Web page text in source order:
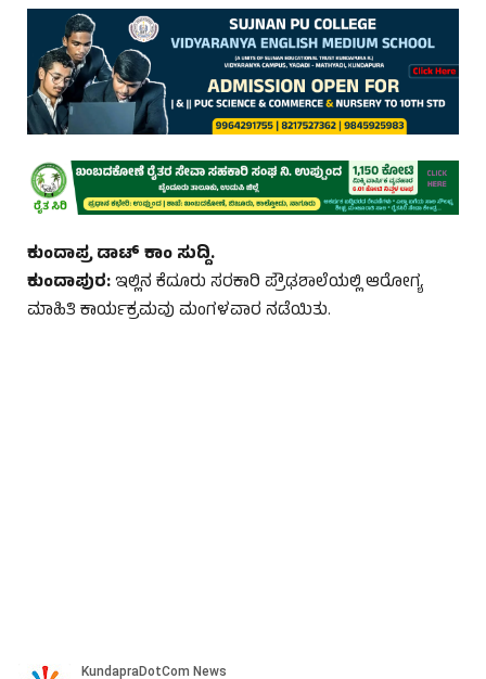
ಕುಂದಾಪ್ರ ಡಾಟ್‌ ಕಾಂ ಸುದ್ದಿ.
ಕುಂದಾಪುರ:ಇಲ್ಲಿನ ಕೆದೂರು ಸರಕಾರಿ ಪ್ರೌಢಶಾಲೆಯಲ್ಲಿ ಆರೋಗ್ಯ
ಮಾಹಿತಿ ಕಾರ್ಯಕ್ರಮವು ಮಂಗಳವಾರ ನಡೆಯಿತು.